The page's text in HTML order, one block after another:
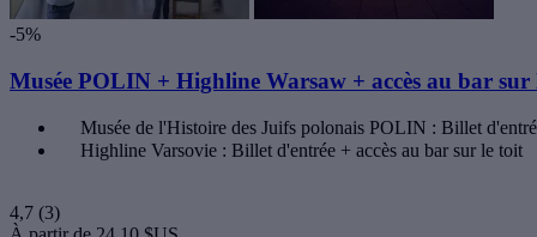
-5%
Musée POLIN + Highline Warsaw + accès au bar sur
Musée de l'Histoire des Juifs polonais POLIN : Billet
Highline Varsovie : Billet d'entrée + accès au bar sur le toit
4,7 (3)